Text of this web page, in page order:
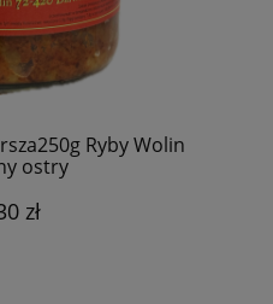
Ryby Wolin
ostry
zł